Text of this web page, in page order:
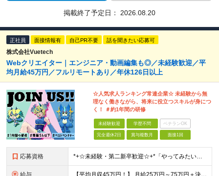
掲載終了予定日： 2026.08.20
正社員 面接情報有 自己PR不要 話を聞きたい応募可
株式会社Vuetech
Webクリエイター｜エンジニア・動画編集も◎／未経験歓迎／平
均月給45万円／フルリモートあり／年休126日以上
☆人気求人ランキング常連企業☆ 未経験から無
理なく働きながら、将来に役立つスキルが身につ
く！ ＃約1年間の研修
未経験歓迎 学歴不問 ベテランOK
完全週休2日 賞与複数月 面接1回
応募資格 *+☆未経験・第⼆新卒歓迎☆+*「やってみたい」で挑戦OK◎ ⼿に職をつけて憧れのWeb業界へ♪ 「 スキルに自信がない・・・ 」 「 デザイナーやエンジニアは興味あるけどよくわからない・・・ 」
給与 【平均月収45万円！】 月給25万円～75万円＋決算賞与＋インセンティブ 【研修期間中】 ⽉給22.1万円〜30万円＋インセンティブ ＼年収400万円UPの事例も多数！／ 【デビュー1年目】 ⽉給